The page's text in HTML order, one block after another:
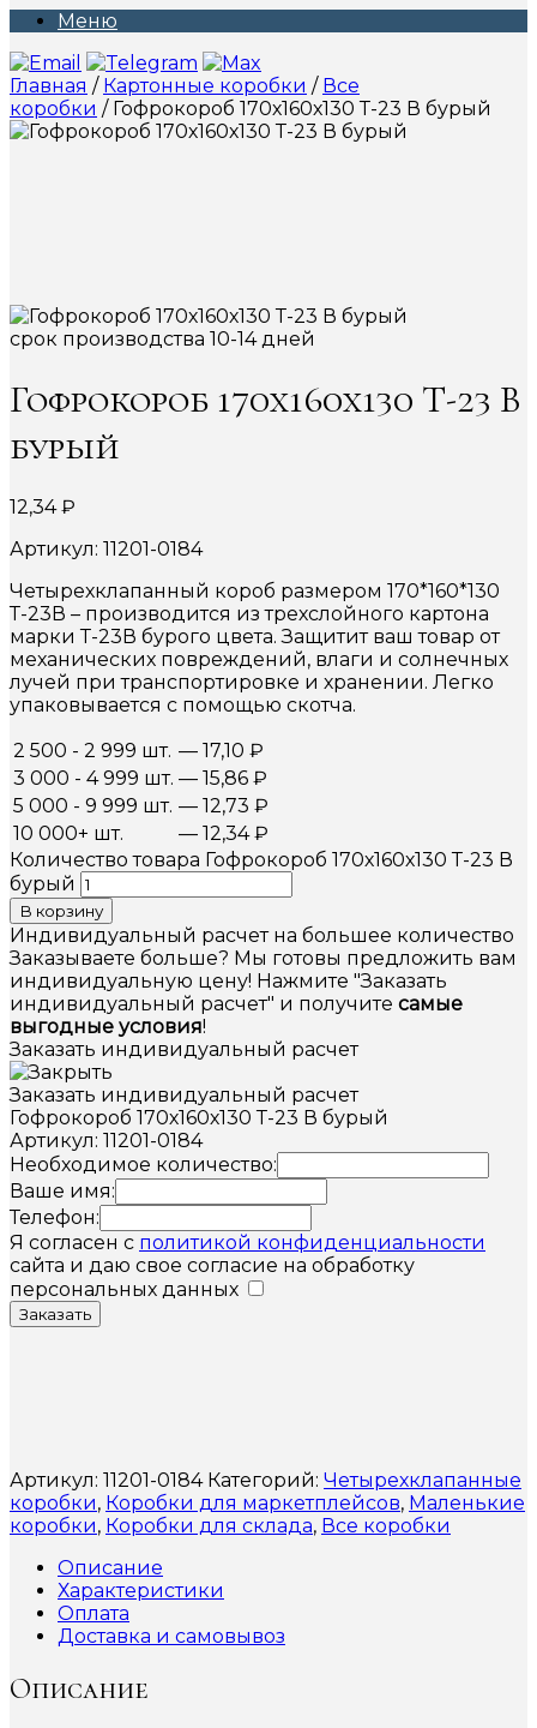
Меню
Главная / Картонные коробки / Все
коробки / Гофрокороб 170х160х130 Т-23 В бурый
срок производства 10-14 дней
Гофрокороб 170х160х130 Т-23 В
бурый
12,34₽
Артикул: 11201-0184
Четырехклапанный короб размером 170*160*130
Т-23В – производится из трехслойного картона
марки Т-23В бурого цвета. Защитит ваш товар от
механических повреждений, влаги и солнечных
лучей при транспортировке и хранении. Легко
упаковывается с помощью скотча.
2 500 - 2 999 шт. — 17,10 ₽
3 000 - 4 999 шт. — 15,86 ₽
5 000 - 9 999 шт. — 12,73 ₽
10 000+ шт.
— 12,34₽
Количество товара Гофрокороб 170х160х130 Т-23 В
бурый
В корзину
Индивидуальный расчет на большее количество
Заказываете больше? Мы готовы предложить вам
индивидуальную цену! Нажмите "Заказать
индивидуальный расчет" и получите самые
выгодные условия!
Заказать индивидуальный расчет
Заказать индивидуальный расчет
Гофрокороб 170х160х130 Т-23 В бурый
Артикул: 11201-0184
Необходимое количество:
Ваше имя:
Телефон:
Я согласен с политикой конфиденциальности
сайта и даю свое согласие на обработку
персональных данных
Заказать
Артикул: 11201-0184 Категорий: Четырехклапанные
коробки, Коробки для маркетплейсов, Маленькие
коробки, Коробки для склада, Все коробки
Описание
Характеристики
Оплата
Доставка и самовывоз
Описание